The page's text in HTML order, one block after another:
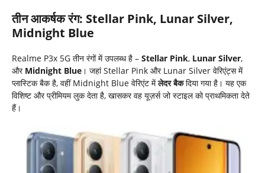
तीन आकर्षक रंग: Stellar Pink, Lunar Silver,
Midnight Blue
Realme P3x 5G तीन रंगों में उपलब्ध है – Stellar Pink, Lunar Silver,
और Midnight Blue । जहां Stellar Pink और Lunar Silver वेरिएंट्स में
प्लास्टिक बैक है, वहीं Midnight Blue वेरिएंट मेंलेदर बैकदिया गया है। यह एक
विशिष्ट और प्रीमियम लुक देता है, खासकर वह यूज़र्स जो स्टाइल को प्राथमिकता देते
हैं।